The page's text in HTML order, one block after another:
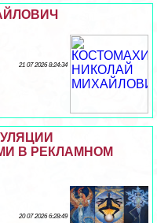
21 07 2026 8:24:34
В РЕКЛАМНОМ
20 07 2026 6:28:49